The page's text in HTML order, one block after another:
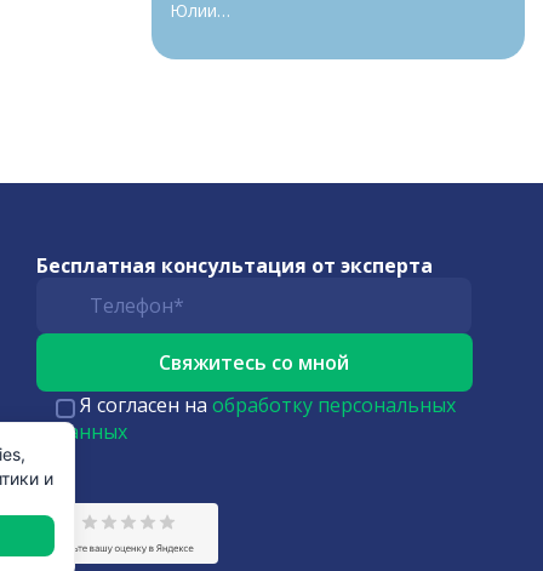
Юлии…
Бесплатная консультация от эксперта
Я согласен на обработку персональных
данных
и